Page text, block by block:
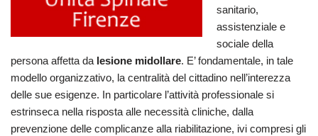
sanitario,
assistenziale e
sociale della
persona affetta da lesione midollare. E’ fondamentale, in tale
modello organizzativo, la centralità del cittadino nell’interezza
delle sue esigenze. In particolare l’attività professionale si
estrinseca nella risposta alle necessità cliniche, dalla
prevenzione delle complicanze alla riabilitazione, ivi compresi gli